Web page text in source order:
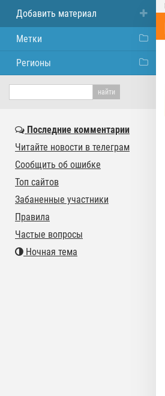
Добавить материал
Метки
Регионы
Последние комментарии
Читайте новости в телеграм
Сообщить об ошибке
Топ сайтов
Забаненные участники
Правила
Частые вопросы
Ночная тема